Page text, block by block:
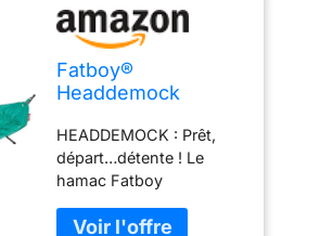
pas tricher par ses lignes
élégantes et sa facilité de
avec support est très
robuste et extrêmement
résistant : il porte
confortablement deux
personnes jusqu'à 150
kg, il est hydrofuge et
anti-taches. Il se nettoie
Fatboy®
Headdemock
Double XXL |
Hamac 2
Personnes / Places
avec Support |
Turquoise |
HEADDEMOCK : Prêt,
départ…détente ! Le
hamac Fatboy
hamac de jardin robuste